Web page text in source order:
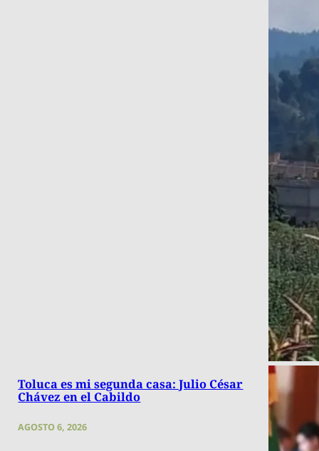
Toluca es mi segunda casa: Julio César
Chávez en el Cabildo
AGOSTO 6, 2026